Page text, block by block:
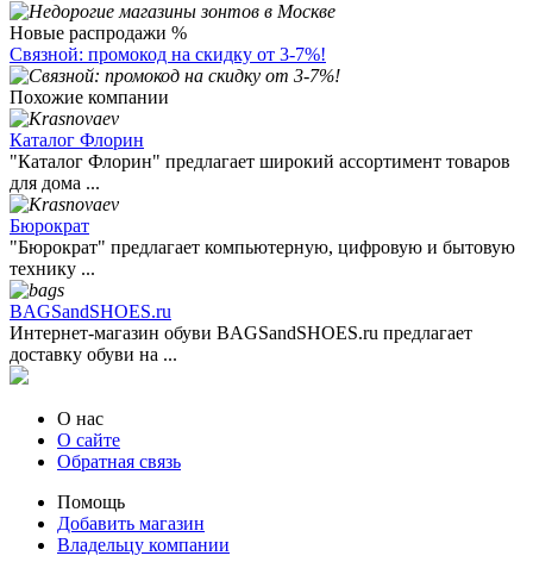
Новые распродажи %
Связной: промокод на скидку от 3-7%!
Похожие компании
Каталог Флорин
"Каталог Флорин" предлагает широкий ассортимент товаров
для дома ...
Бюрократ
"Бюрократ" предлагает компьютерную, цифровую и бытовую
технику ...
BAGSandSHOES.ru
Интернет-магазин обуви BAGSandSHOES.ru предлагает
доставку обуви на ...
О нас
О сайте
Обратная связь
Помощь
Добавить магазин
Владельцу компании